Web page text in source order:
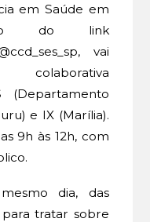
em Saúde em
do link
vai
(Departamento
e IX (Marília).
9h às 12h, com
dia, das
para tratar sobre